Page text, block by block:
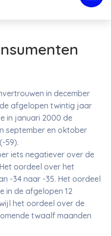
in december
afgelopen twintig jaar
in januari 2000 de
september en oktober
59).
iets negatiever over de
oordeel over het
-34 naar -35. Het oordeel
in de afgelopen 12
het oordeel over de
twaalf maanden